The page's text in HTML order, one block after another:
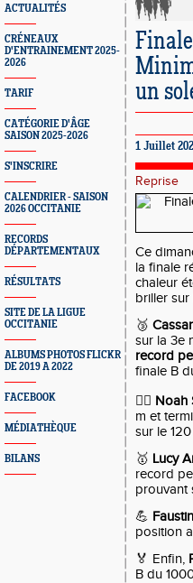
ACTUALITÉS
CRÉNEAUX
D'ENTRAINEMENT 2025-
2026
TARIF
CATÉGORIE D'ÂGE
SAISON 2025-2026
S'INSCRIRE
CALENDRIER - SAISON
2026 OCCITANIE
RECORDS
DÉPARTEMENTAUX
RÉSULTATS
SITE DE LA LIGUE
OCCITANIE
ALBUMS PHOTOS FLICKR
DE 2019 A 2022
FACEBOOK
MÉDIATHÈQUE
BILANS
un
1 Juillet
Reprise
Ce
la finale
chaleur
briller
🥉
sur la 3e
record
finale B
🏃‍♂️ Noah
m et
sur le
🥇 Lucy
record
prouvant
💪
position
🏅 Enfin,
B du